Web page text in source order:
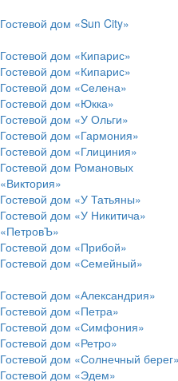
Гостевой дом «Sun City»
Гостевой дом «Кипарис»
Гостевой дом «Кипарис»
Гостевой дом «Селена»
Гостевой дом «Юкка»
Гостевой дом «У Ольги»
Гостевой дом «Гармония»
Гостевой дом «Глициния»
Гостевой дом Романовых
«Виктория»
Гостевой дом «У Татьяны»
Гостевой дом «У Никитича»
«ПетровЪ»
Гостевой дом «Прибой»
Гостевой дом «Семейный»
Гостевой дом «Александрия»
Гостевой дом «Петра»
Гостевой дом «Симфония»
Гостевой дом «Ретро»
Гостевой дом «Солнечный
Гостевой дом «Эдем»